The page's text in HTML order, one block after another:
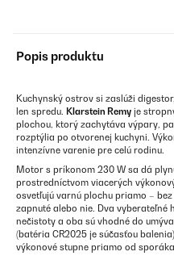
Popis produktu
Kuchynský ostrov si zaslúži
len spredu. Klarstein Remy je
plochou, ktorý zachytáva výpary,
rozptýlia po otvorenej kuchyni.
intenzívne varenie pre celú rodinu.
Motor s príkonom 230 W sa dá
prostredníctvom viacerých
osvetľujú varnú plochu priamo –
zapnuté alebo nie. Dva
nečistoty a oba sú vhodné do
(batéria CR2025 je súčasťou
výkonové stupne priamo od